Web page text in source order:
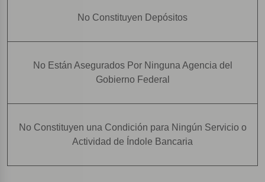
No Constituyen Depósitos
No Están Asegurados Por Ninguna Agencia del
Gobierno Federal
No Constituyen una Condición para Ningún Servicio o
Actividad de Índole Bancaria